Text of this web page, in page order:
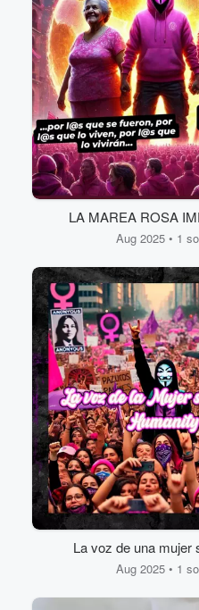
LA MAREA ROSA
Aug 2025 • 1
La voz de una mujer
Aug 2025 • 1